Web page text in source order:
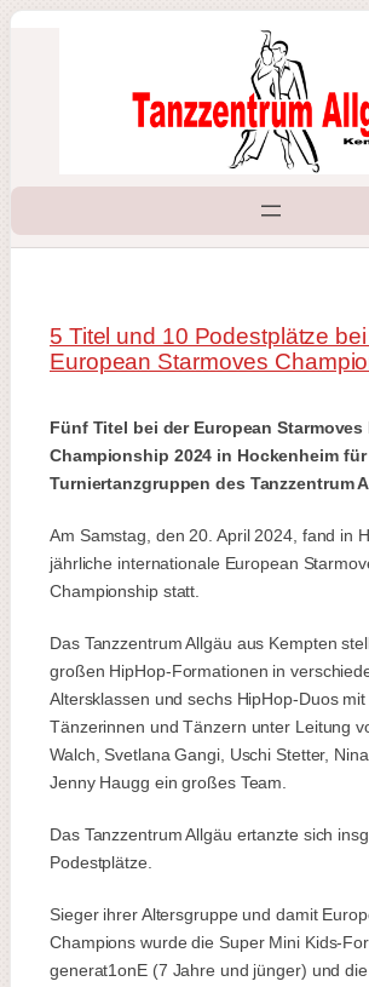
Zum
5 Titel und 10 Podestplätze
European Starmoves
Fünf Titel bei der European Starmoves
Championship 2024 in Hockenheim
Turniertanzgruppen des Tanzzentrum
Am Samstag, den 20. April 2024, fand in
jährliche internationale European
Championship statt.
Das Tanzzentrum Allgäu aus Kempten
großen HipHop-Formationen in
Altersklassen und sechs HipHop-Duos
Tänzerinnen und Tänzern unter Leitung
Walch, Svetlana Gangi, Uschi Stetter,
Jenny Haugg ein großes Team.
Das Tanzzentrum Allgäu ertanzte sich
Podestplätze.
Sieger ihrer Altersgruppe und damit
Champions wurde die Super Mini Kids-
generat1onE (7 Jahre und jünger) und